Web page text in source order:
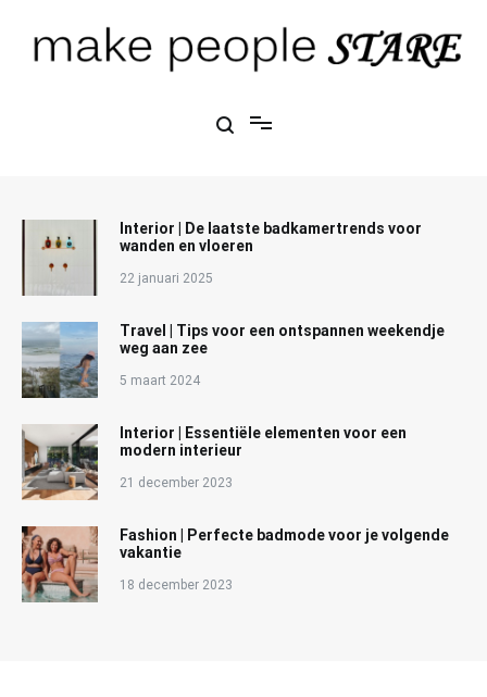
Interior | De laatste badkamertrends voor
wanden en vloeren
22 januari 2025
Travel | Tips voor een ontspannen weekendje
weg aan zee
5 maart 2024
Interior | Essentiële elementen voor een
modern interieur
21 december 2023
Fashion | Perfecte badmode voor je volgende
vakantie
18 december 2023